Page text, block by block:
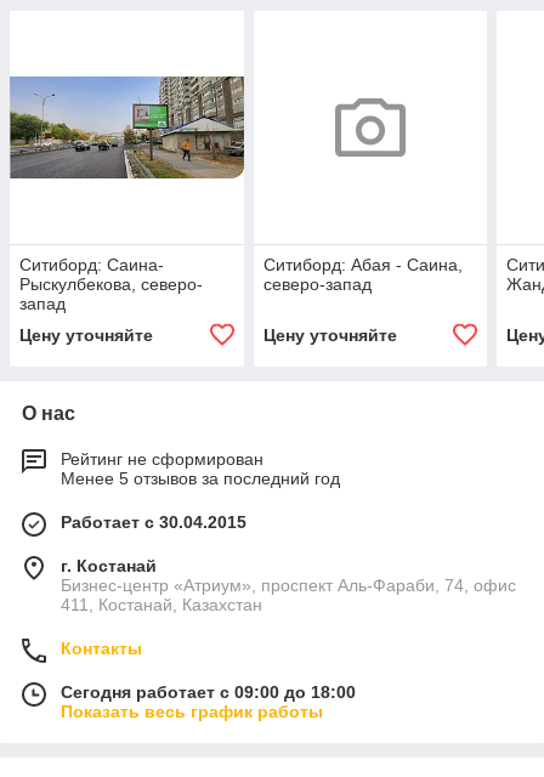
Ситиборд: Саина-
Рыскулбекова, северо-
запад
Цену уточняйте
Ситиборд: Абая - Саина,
северо-запад
Цену уточняйте
О нас
Рейтинг не сформирован
Менее 5 отзывов за последний год
Работает с 30.04.2015
г. Костанай
Бизнес-центр «Атриум», проспект Аль-Фараби, 74, офис
411, Костанай, Казахстан
Контакты
Сегодня работает с 09:00 до 18:00
Показать весь график работы